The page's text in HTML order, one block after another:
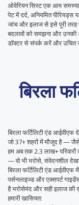
ओवेरियन सिस्ट एक आम समस्या
पेट में दर्द, अनियमित पीरियड्स
जांच और इलाज से इसे पूरी
बदलावों को समझना और उनकी
डॉक्टर से संपर्क करें और उचित
बिरला
बिरला फर्टिलिटी एंड
जो 37+ शहरों में मौजूद है —
हम अब तक 2.3 लाख+ परिवारों
— वो भी भरोसे, संवेदनशील
बिरला फर्टिलिटी एंड
पर्सनलाइज्ड और एक्सपर्ट
है भरोसेमंद और सही इलाज की
हमारी खासियत: